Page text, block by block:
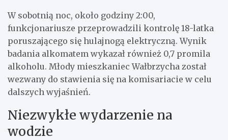
W sobotnią noc, około godziny 2:00,
funkcjonariusze przeprowadzili kontrolę 18-latka
poruszającego się hulajnogą elektryczną. Wynik
badania alkomatem wykazał również 0,7 promila
alkoholu. Młody mieszkaniec Wałbrzycha został
wezwany do stawienia się na komisariacie w celu
dalszych wyjaśnień.
Niezwykłe wydarzenie na
wodzie